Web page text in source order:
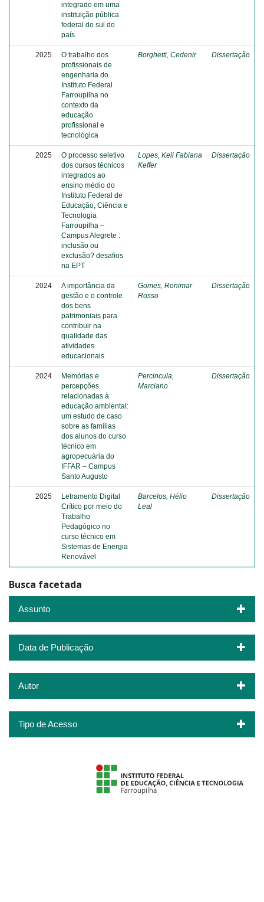
integrado em uma
instituição pública
federal do sul do
país
2025
O trabalho dos
profissionais de
engenharia do
Instituto Federal
Farroupilha no
contexto da
educação
profissional e
tecnológica
Borghetti, Cedenir Dissertação
2025
O processo seletivo
dos cursos técnicos
integrados ao
ensino médio do
Instituto Federal de
Educação, Ciência e
Tecnologia
Farroupilha –
Campus Alegrete :
inclusão ou
exclusão? desafios
na EPT
Lopes, Keli Fabiana
Keffer
Dissertação
2024
A importância da
gestão e o controle
dos bens
patrimoniais para
contribuir na
qualidade das
atividades
educacionais
Gomes, Ronimar
Rosso
Dissertação
2024
Memórias e
percepções
relacionadas à
educação ambiental:
um estudo de caso
sobre as famílias
dos alunos do curso
técnico em
agropecuária do
IFFAR – Campus
Santo Augusto
Percincula,
Marciano
Dissertação
2025
Letramento Digital
Crítico por meio do
Trabalho
Pedagógico no
curso técnico em
Sistemas de Energia
Renovável
Barcelos, Hélio
Leal
Dissertação
Busca facetada
Assunto
Data de Publicação
Autor
Tipo de Acesso